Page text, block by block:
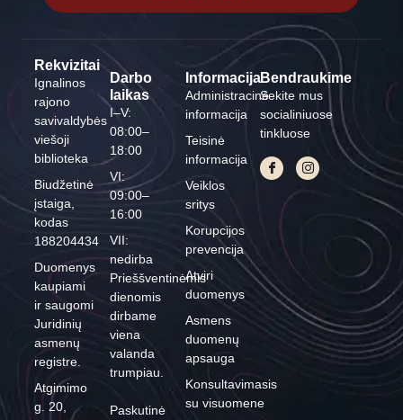
Rekvizitai
Ignalinos
rajono
savivaldybės
viešoji
biblioteka
Biudžetinė
įstaiga,
kodas
188204434
Duomenys
kaupiami
ir saugomi
Juridinių
asmenų
registre.
Atgimimo
g. 20,
Darbo
laikas
I–V:
08:00–
18:00
VI:
09:00–
16:00
VII:
nedirba
Prieššventinėmis
dienomis
dirbame
viena
valanda
trumpiau.
Paskutinė
Informacija
Administracinė
informacija
Teisinė
informacija
Veiklos
sritys
Korupcijos
prevencija
Atviri
duomenys
Asmens
duomenų
apsauga
Konsultavimasis
su visuomene
Bendraukime
Sekite mus
socialiniuose
tinkluose